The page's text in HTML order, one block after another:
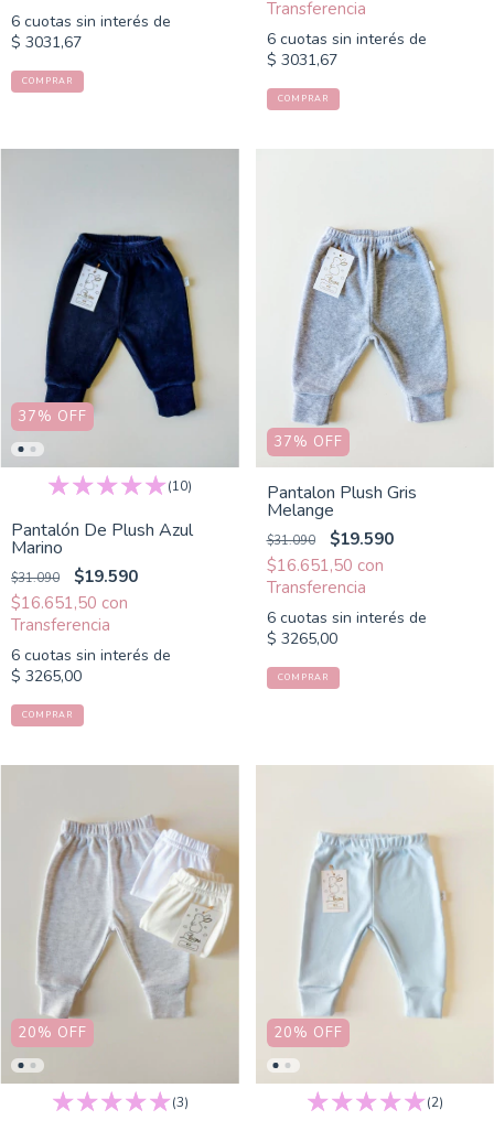
6 cuotas sin interés de
$ 3031,67
COMPRAR
6 cuotas sin interés de
$ 3031,67
COMPRAR
37% OFF
(10)
Pantalón De Plush Azul
Marino
$31.090
$19.590
$16.651,50 con
6 cuotas sin interés de
$ 3265,00
COMPRAR
37% OFF
Pantalon Plush Gris
Melange
$31.090
$19.590
$16.651,50 con
6 cuotas sin interés de
$ 3265,00
COMPRAR
20% OFF
(3)
20% OFF
(2)